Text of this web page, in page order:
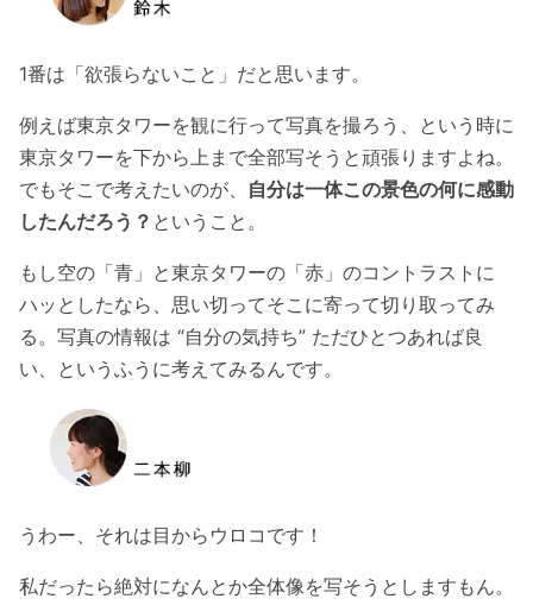
1番は「欲張らないこと」だと思います。
例えば東京タワーを観に行って写真を撮ろう、という時に
東京タワーを下から上まで全部写そうと頑張りますよね。
でもそこで考えたいのが、 自分は一体この景色の何に感動
したんだろう？ ということ。
もし空の「青」と東京タワーの「赤」のコントラストに
ハッとしたなら、思い切ってそこに寄って切り取ってみ
る。写真の情報は “自分の気持ち” ただひとつあれば良
い、というふうに考えてみるんです。
うわー、それは目からウロコです！
私だったら絶対になんとか全体像を写そうとしますもん。